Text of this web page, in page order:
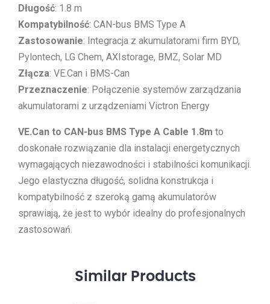
Długość: 1.8 m
Kompatybilność: CAN-bus BMS Type A
Zastosowanie: Integracja z akumulatorami firm BYD,
Pylontech, LG Chem, AXIstorage, BMZ, Solar MD
Złącza: VE.Can i BMS-Can
Przeznaczenie: Połączenie systemów zarządzania
akumulatorami z urządzeniami Victron Energy
VE.Can to CAN-bus BMS Type A Cable 1.8m to
doskonałe rozwiązanie dla instalacji energetycznych
wymagających niezawodności i stabilności komunikacji.
Jego elastyczna długość, solidna konstrukcja i
kompatybilność z szeroką gamą akumulatorów
sprawiają, że jest to wybór idealny do profesjonalnych
zastosowań.
Similar Products